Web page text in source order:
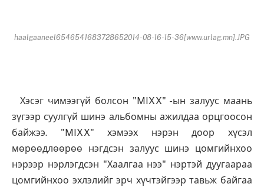
haalgaaneel6546541683728652014-08-16-15-36[www.urlag.mn].JPG
Хэсэг чимээгүй болсон "MIXX" -ын залуус маань
зүгээр суулгүй шинэ альбомны ажилдаа орцгоосон
байжээ. "MIXX" хэмээх нэрэн доор хүсэл
мөрөөдлөөрөө нэгдсэн залуус шинэ цомгийнхоо
нэрээр нэрлэгдсэн "Хаалгаа нээ" нэртэй дуугаараа
цомгийнхоо эхлэлийг эрч хүчтэйгээр тавьж байгаа